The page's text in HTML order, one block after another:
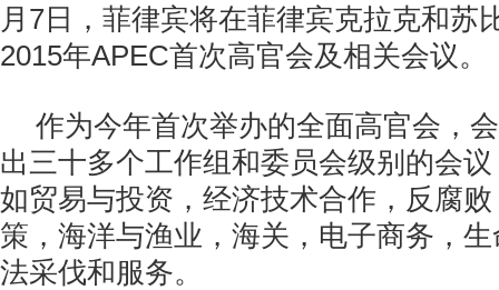
月7日，菲律宾将在菲律宾克拉克和苏
2015年APEC首次高官会及相关会议。
作为今年首次举办的全面高官会，
出三十多个工作组和委员会级别的会
如贸易与投资，经济技术合作，反腐
策，海洋与渔业，海关，电子商务，
法采伐和服务。